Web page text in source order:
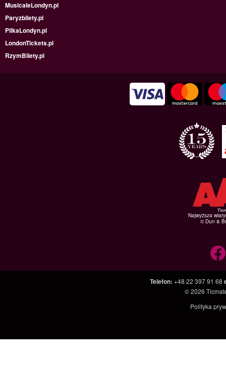
MusicaleLondyn.pl
Paryzbilety.pl
PilkaLondyn.pl
LondonTickets.pl
RzymBilety.pl
Najwyższa
© Dun &
Telefon: +48 22 397 91 68
© 2026
Polityka